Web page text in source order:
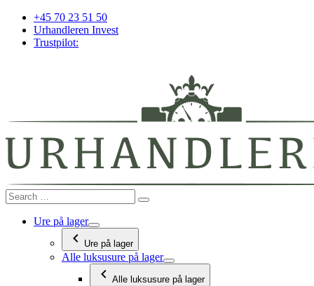
Videre
indhold
+45 70 23 51 50
Urhandleren Invest
Trustpilot:
Ure på lager
Ure på lager
Alle luksusure på lager
Alle luksusure på lager